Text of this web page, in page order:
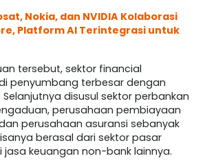
Nokia, dan NVIDIA Kolaborasi
Platform AI Terintegrasi untuk
tersebut, sektor financial
penyumbang terbesar dengan
Selanjutnya disusul sektor perbankan
perusahaan pembiayaan
perusahaan asuransi sebanyak
berasal dari sektor pasar
keuangan non-bank lainnya.